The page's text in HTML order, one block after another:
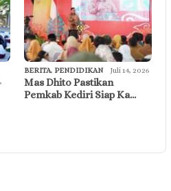
BERITA, PENDIDIKAN Juli 14, 2026
Mas Dhito Pastikan
Pemkab Kediri Siap Ka…